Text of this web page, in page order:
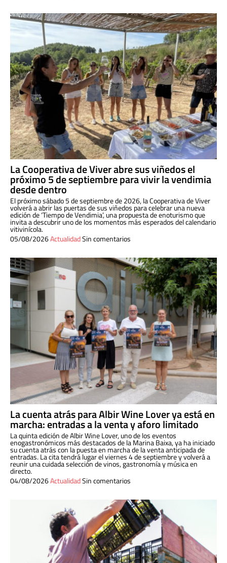
La Cooperativa de Viver abre sus viñedos el
próximo 5 de septiembre para vivir la vendimia
desde dentro
El próximo sábado 5 de septiembre de 2026, la Cooperativa de Viver
volverá a abrir las puertas de sus viñedos para celebrar una nueva
edición de ‘Tiempo de Vendimia’, una propuesta de enoturismo que
invita a descubrir uno de los momentos más esperados del calendario
vitivinícola.
05/08/2026ActualidadSin comentarios
La cuenta atrás para Albir Wine Lover ya está en
marcha: entradas a la venta y aforo limitado
La quinta edición de Albir Wine Lover, uno de los eventos
enogastronómicos más destacados de la Marina Baixa, ya ha iniciado
su cuenta atrás con la puesta en marcha de la venta anticipada de
entradas. La cita tendrá lugar el viernes 4 de septiembre y volverá a
reunir una cuidada selección de vinos, gastronomía y música en
directo.
04/08/2026ActualidadSin comentarios